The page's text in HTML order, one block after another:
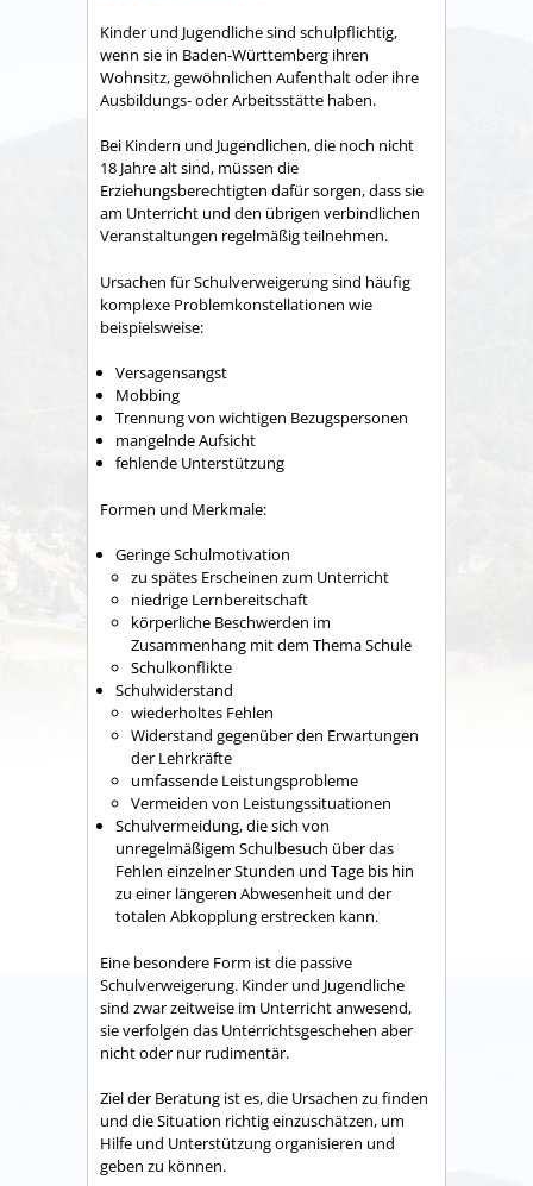
Kinder und Jugendliche sind schulpflichtig,
wenn sie in Baden-Württemberg ihren
Wohnsitz, gewöhnlichen Aufenthalt oder ihre
Ausbildungs- oder Arbeitsstätte haben.
Bei Kindern und Jugendlichen, die noch nicht
18 Jahre alt sind, müssen die
Erziehungsberechtigten dafür sorgen, dass sie
am Unterricht und den übrigen verbindlichen
Veranstaltungen regelmäßig teilnehmen.
Ursachen für Schulverweigerung sind häufig
komplexe Problemkonstellationen wie
beispielsweise:
Versagensangst
Mobbing
Trennung von wichtigen Bezugspersonen
mangelnde Aufsicht
fehlende Unterstützung
Formen und Merkmale:
Geringe Schulmotivation
zu spätes Erscheinen zum Unterricht
niedrige Lernbereitschaft
körperliche Beschwerden im
Zusammenhang mit dem Thema Schule
Schulkonflikte
Schulwiderstand
wiederholtes Fehlen
Widerstand gegenüber den Erwartungen
der Lehrkräfte
umfassende Leistungsprobleme
Vermeiden von Leistungssituationen
Schulvermeidung, die sich von
unregelmäßigem Schulbesuch über das
Fehlen einzelner Stunden und Tage bis hin
zu einer längeren Abwesenheit und der
totalen Abkopplung erstrecken kann.
Eine besondere Form ist die passive
Schulverweigerung. Kinder und Jugendliche
sind zwar zeitweise im Unterricht anwesend,
sie verfolgen das Unterrichtsgeschehen aber
nicht oder nur rudimentär.
Ziel der Beratung ist es, die Ursachen zu finden
und die Situation richtig einzuschätzen, um
Hilfe und Unterstützung organisieren und
geben zu können.